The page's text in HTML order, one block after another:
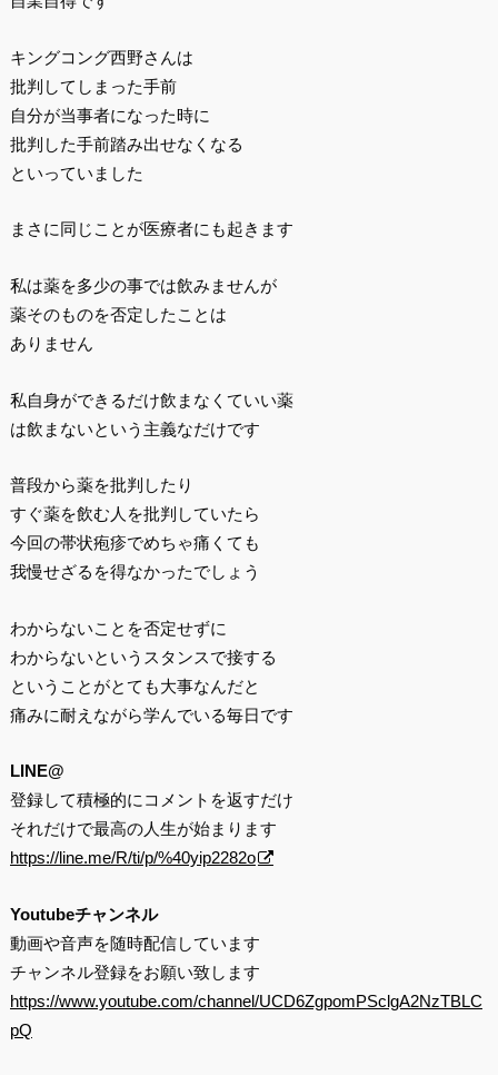
キングコング西野さんは
批判してしまった手前
自分が当事者になった時に
批判した手前踏み出せなくなる
といっていました
まさに同じことが医療者にも起きます
私は薬を多少の事では飲みませんが
薬そのものを否定したことは
ありません
私自身ができるだけ飲まなくていい薬
は飲まないという主義なだけです
普段から薬を批判したり
すぐ薬を飲む人を批判していたら
今回の帯状疱疹でめちゃ痛くても
我慢せざるを得なかったでしょう
わからないことを否定せずに
わからないというスタンスで接する
ということがとても大事なんだと
痛みに耐えながら学んでいる毎日です
LINE@
登録して積極的にコメントを返すだけ
それだけで最高の人生が始まります
https://line.me/R/ti/p/%40yip2282o
Youtubeチャンネル
動画や音声を随時配信しています
チャンネル登録をお願い致します
https://www.youtube.com/channel/UCD6ZgpomPSclgA2NzTBLC
pQ